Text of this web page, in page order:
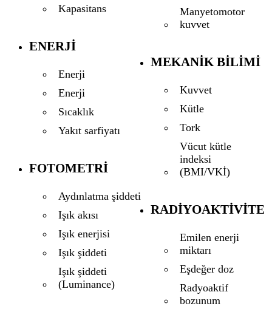
Kapasitans
ENERJI
Enerji
Enerji
Sıcaklık
Yakıt sarfiyatı
FOTOMETRI
Aydınlatma şiddeti
Işık akısı
Işık enerjisi
Işık şiddeti
Işık şiddeti
(Luminance)
Manyetomotor
kuvvet
MEKANIK BILIMI
Kuvvet
Kütle
Tork
Vücut kütle
indeksi
(BMI/VKİ)
RADIYOAKTIVITE
Emilen enerji
miktarı
Eşdeğer doz
Radyoaktif
bozunum